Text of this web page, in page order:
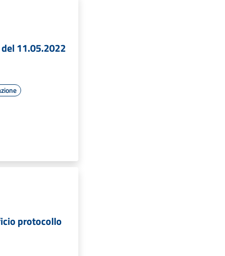
11.05.2022
protocollo